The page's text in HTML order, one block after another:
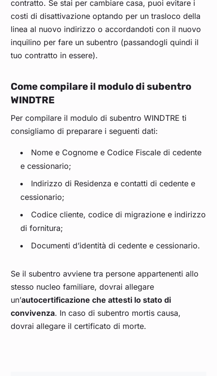
contratto. Se stai per cambiare casa, puoi evitare i
costi di disattivazione optando per un trasloco della
linea al nuovo indirizzo o accordandoti con il nuovo
inquilino per fare un subentro (passandogli quindi il
tuo contratto in essere).
Come compilare il modulo di subentro
WINDTRE
Per compilare il modulo di subentro WINDTRE ti
consigliamo di preparare i seguenti dati:
Nome e Cognome e Codice Fiscale di cedente
e cessionario;
Indirizzo di Residenza e contatti di cedente e
cessionario;
Codice cliente, codice di migrazione e indirizzo
di fornitura;
Documenti d’identità di cedente e cessionario.
Se il subentro avviene tra persone appartenenti allo
stesso nucleo familiare, dovrai allegare
un’autocertificazione che attesti lo stato di
convivenza. In caso di subentro mortis causa,
dovrai allegare il certificato di morte.